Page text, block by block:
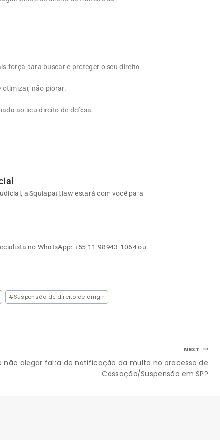
força para buscar e proteger o seu direito.
otimizar, não piorar.
ao seu direito de defesa.
a Squiapati.law estará com você para
no WhatsApp: +55 11 98943-1064 ou
#Suspensão do direito de dirigir
NEXT
não alegar falta de notificação da multa no processo de
Cassação/Suspensão em SP?